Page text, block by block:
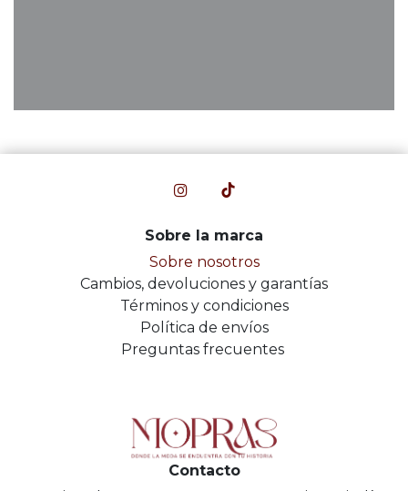
Sobre la marca
Sobre nosotros
Cambios, devoluciones y garantías
Términos y condiciones
Política de envíos
Preguntas frecuentes
Contacto